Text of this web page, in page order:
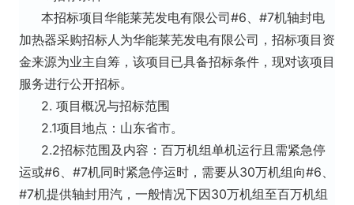
本招标项目华能莱芜发电有限公司#6、#7机轴封电
加热器采购招标人为华能莱芜发电有限公司，招标项目资
金来源为业主自筹，该项目已具备招标条件，现对该项目
服务进行公开招标。
2. 项目概况与招标范围
2.1项目地点：山东省市。
2.2招标范围及内容：百万机组单机运行且需紧急停
运或#6、#7机同时紧急停运时，需要从30万机组向#6、
#7机提供轴封用汽，一般情况下因30万机组至百万机组